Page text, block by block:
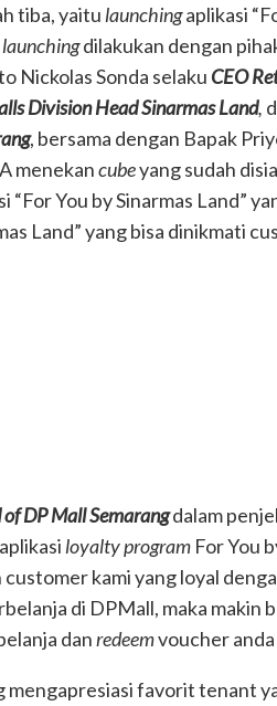
tiba, yaitu launchingaplikasi
launchingdilakukan dengan
Nickolas Sonda selaku CEO
Division Head Sinarmas Land,
, bersama dengan Bapak
menekancubeyang sudah
You by Sinarmas Land”
Land” yang bisa dinikmati
of DP Mall Semarangdalam
loyalty program For You
kami yang loyal
di DPMall, maka makin
danredeemvoucher anda
mengapresiasi favorit tenant